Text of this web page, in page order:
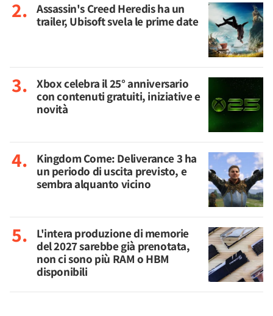
Assassin's Creed Heredis ha un
trailer, Ubisoft svela le prime date
Xbox celebra il 25° anniversario
con contenuti gratuiti, iniziative e
novità
Kingdom Come: Deliverance 3 ha
un periodo di uscita previsto, e
sembra alquanto vicino
L'intera produzione di memorie
del 2027 sarebbe già prenotata,
non ci sono più RAM o HBM
disponibili